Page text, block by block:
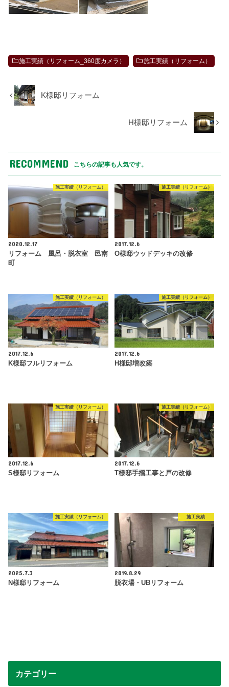
施工実績（リフォーム_360度カメラ） 施工実績（リフォーム）
K様邸リフォーム
H様邸リフォーム
RECOMMEND こちらの記事も人気です。
施工実績（リフォーム）
2020.12.17
リフォーム 風呂・脱衣室 邑南
町
施工実績（リフォーム）
2017.12.6
O様邸ウッドデッキの改修
施工実績（リフォーム）
2017.12.6
K様邸フルリフォーム
施工実績（リフォーム）
2017.12.6
H様邸増改築
施工実績（リフォーム）
2017.12.6
S様邸リフォーム
施工実績（リフォーム）
2017.12.6
T様邸手摺工事と戸の改修
施工実績（リフォーム）
2025.7.3
N様邸リフォーム
施工実績
2019.8.29
脱衣場・UBリフォーム
カテゴリー